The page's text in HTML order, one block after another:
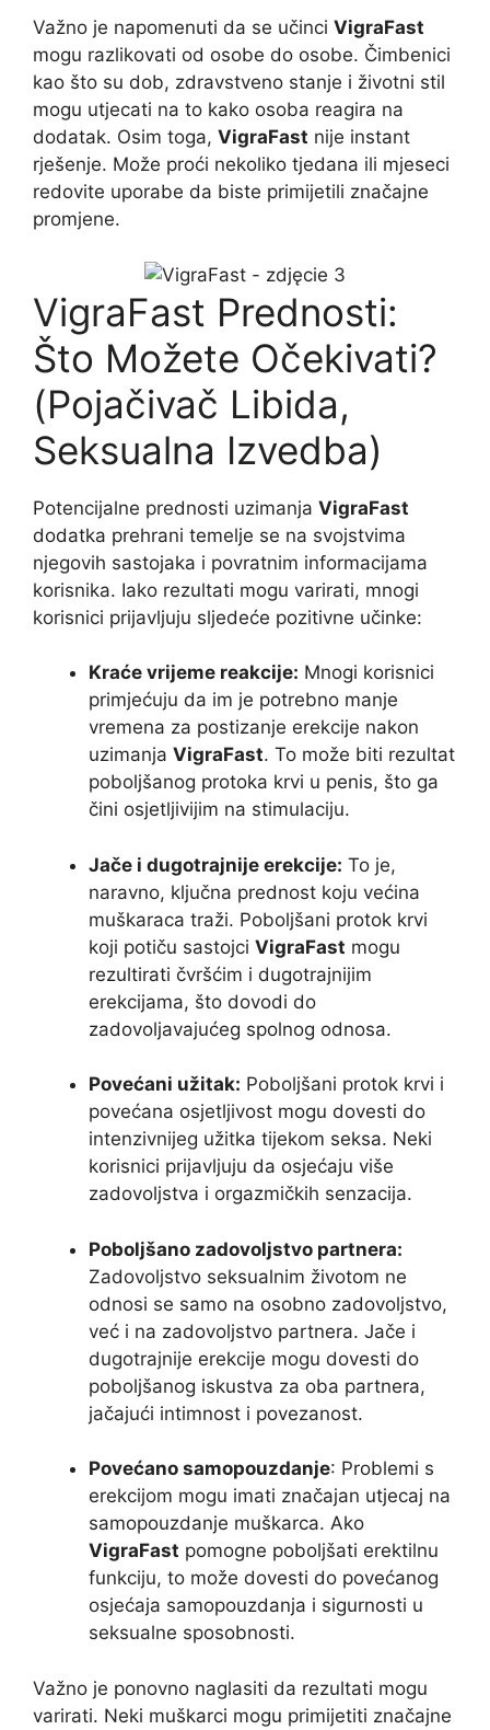
Važno je napomenuti da se učinci VigraFast
mogu razlikovati od osobe do osobe. Čimbenici
kao što su dob, zdravstveno stanje i životni stil
mogu utjecati na to kako osoba reagira na
dodatak. Osim toga, VigraFast nije instant
rješenje. Može proći nekoliko tjedana ili mjeseci
redovite uporabe da biste primijetili značajne
promjene.
VigraFast Prednosti:
Što Možete Očekivati?
(Pojačivač Libida,
Seksualna Izvedba)
Potencijalne prednosti uzimanja VigraFast
dodatka prehrani temelje se na svojstvima
njegovih sastojaka i povratnim informacijama
korisnika. Iako rezultati mogu varirati, mnogi
korisnici prijavljuju sljedeće pozitivne učinke:
Kraće vrijeme reakcije: Mnogi korisnici
primjećuju da im je potrebno manje
vremena za postizanje erekcije nakon
uzimanja VigraFast. To može biti rezultat
poboljšanog protoka krvi u penis, što ga
čini osjetljivijim na stimulaciju.
Jače i dugotrajnije erekcije: To je,
naravno, ključna prednost koju većina
muškaraca traži. Poboljšani protok krvi
koji potiču sastojci VigraFast mogu
rezultirati čvršćim i dugotrajnijim
erekcijama, što dovodi do
zadovoljavajućeg spolnog odnosa.
Povećani užitak: Poboljšani protok krvi i
povećana osjetljivost mogu dovesti do
intenzivnijeg užitka tijekom seksa. Neki
korisnici prijavljuju da osjećaju više
zadovoljstva i orgazmičkih senzacija.
Poboljšano zadovoljstvo partnera:
Zadovoljstvo seksualnim životom ne
odnosi se samo na osobno zadovoljstvo,
već i na zadovoljstvo partnera. Jače i
dugotrajnije erekcije mogu dovesti do
poboljšanog iskustva za oba partnera,
jačajući intimnost i povezanost.
Povećano samopouzdanje: Problemi s
erekcijom mogu imati značajan utjecaj na
samopouzdanje muškarca. Ako
VigraFast pomogne poboljšati erektilnu
funkciju, to može dovesti do povećanog
osjećaja samopouzdanja i sigurnosti u
seksualne sposobnosti.
Važno je ponovno naglasiti da rezultati mogu
varirati. Neki muškarci mogu primijetiti značajne